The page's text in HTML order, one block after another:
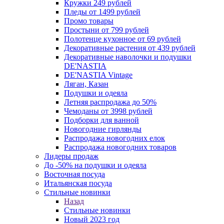
Кружки 249 рублей
Пледы от 1499 рублей
Промо товары
Простыни от 799 рублей
Полотенце кухонное от 69 рублей
Декоративные растения от 439 рублей
Декоративные наволочки и подушки
DE'NASTIA
DE'NASTIA Vintage
Ляган, Казан
Подушки и одеяла
Летняя распродажа до 50%
Чемоданы от 3998 рублей
Подборки для ванной
Новогодние гирлянды
Распродажа новогодних елок
Распродажа новогодних товаров
Лидеры продаж
До -50% на подушки и одеяла
Восточная посуда
Итальянская посуда
Стильные новинки
Назад
Стильные новинки
Новый 2023 год